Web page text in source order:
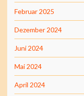
Februar 2025
Dezember 2024
Juni 2024
Mai 2024
April 2024